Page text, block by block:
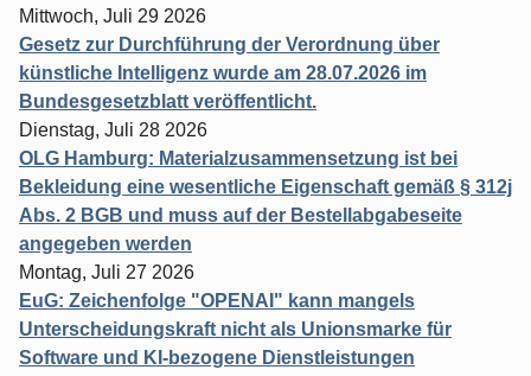
Mittwoch, Juli 29 2026
Gesetz zur Durchführung der Verordnung über
künstliche Intelligenz wurde am 28.07.2026 im
Bundesgesetzblatt veröffentlicht.
Dienstag, Juli 28 2026
OLG Hamburg: Materialzusammensetzung ist bei
Bekleidung eine wesentliche Eigenschaft gemäß § 312j
Abs. 2 BGB und muss auf der Bestellabgabeseite
angegeben werden
Montag, Juli 27 2026
EuG: Zeichenfolge "OPENAI" kann mangels
Unterscheidungskraft nicht als Unionsmarke für
Software und KI-bezogene Dienstleistungen